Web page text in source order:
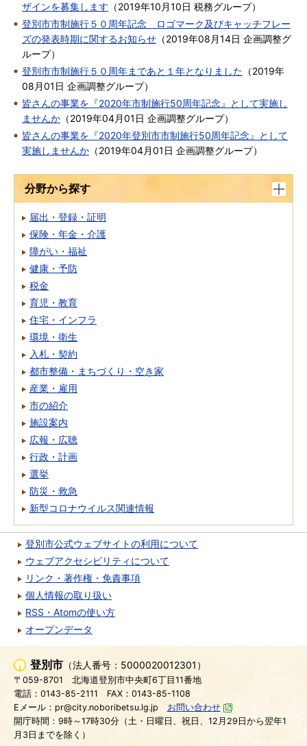
ザインを募集します （2019年10月10日 税務グループ）
登別市市制施行５０周年記念 ロゴマーク及びキャッチフレー
ズの発表時期に関するお知らせ （2019年08月14日 企画調整グ
ループ）
登別市市制施行５０周年まであと１年となりました （2019年
08月01日 企画調整グループ）
皆さんの事業を『2020年市制施行50周年記念』として実施し
ませんか （2019年04月01日 企画調整グループ）
皆さんの事業を『2020年登別市市制施行50周年記念』として
実施しませんか （2019年04月01日 企画調整グループ）
分野から探す
届出・登録・証明
保険・年金・介護
障がい・福祉
健康・予防
税金
育児・教育
住宅・インフラ
環境・衛生
入札・契約
都市整備・まちづくり・空き家
産業・雇用
市の紹介
施設案内
広報・広聴
行政・計画
選挙
防災・救急
新型コロナウイルス関連情報
登別市公式ウェブサイトの利用について
ウェブアクセシビリティについて
リンク・著作権・免責事項
個人情報の取り扱い
RSS・Atomの使い方
オープンデータ
登別市 （法人番号：5000020012301）
〒059-8701
北海道登別市中央町6丁目11番地
電話：0143-85-2111
FAX：0143-85-1108
Eメール：pr@city.noboribetsu.lg.jp
お問い合わせ
開庁時間：9時～17時30分（土・日曜日、祝日、12月29日から翌年1
月3日までを除く）